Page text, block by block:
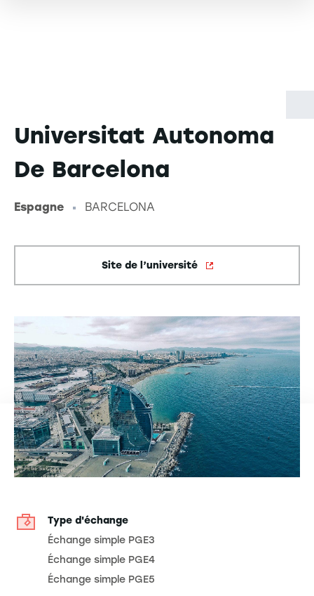
Universitat Autonoma
De Barcelona
Espagne BARCELONA
Site de l’université
Type d'échange
Échange simple PGE3
Échange simple PGE4
Échange simple PGE5